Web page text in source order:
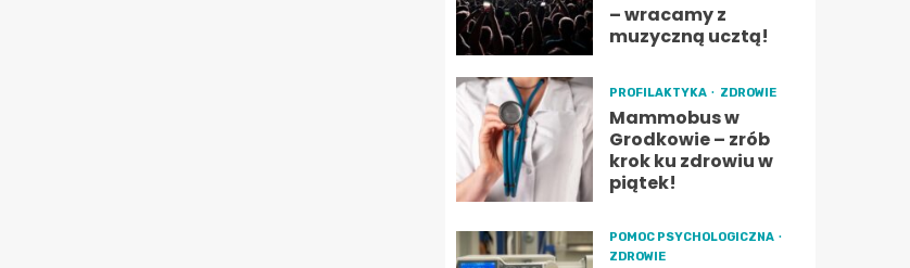
– wracamy z
muzyczną ucztą!
PROFILAKTYKA ZDROWIE
Mammobus w
Grodkowie – zrób
krok ku zdrowiu w
piątek!
POMOC PSYCHOLOGICZNA
ZDROWIE